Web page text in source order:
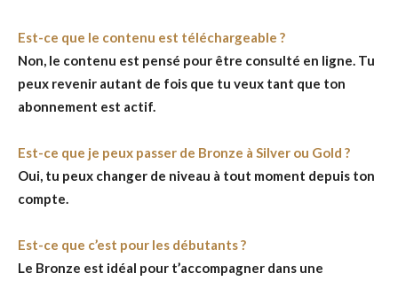
Est-ce que le contenu est téléchargeable ?
Non, le contenu est pensé pour être consulté en ligne. Tu
peux revenir autant de fois que tu veux tant que ton
abonnement est actif.
Est-ce que je peux passer de Bronze à Silver ou Gold ?
Oui, tu peux changer de niveau à tout moment depuis ton
compte.
Est-ce que c’est pour les débutants ?
Le Bronze est idéal pour t’accompagner dans une